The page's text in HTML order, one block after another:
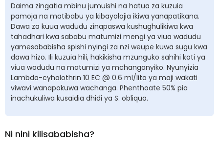
Daima zingatia mbinu jumuishi na hatua za kuzuia
pamoja na matibabu ya kibayolojia ikiwa yanapatikana.
Dawa za kuua wadudu zinapaswa kushughulikiwa kwa
tahadhari kwa sababu matumizi mengi ya viua wadudu
yamesababisha spishi nyingi za nzi weupe kuwa sugu kwa
dawa hizo. Ili kuzuia hili, hakikisha mzunguko sahihi kati ya
viua wadudu na matumizi ya mchanganyiko. Nyunyizia
Lambda-cyhalothrin 10 EC @ 0.6 ml/lita ya maji wakati
viwavi wanapokuwa wachanga. Phenthoate 50% pia
inachukuliwa kusaidia dhidi ya S. obliqua.
Ni nini kilisababisha?